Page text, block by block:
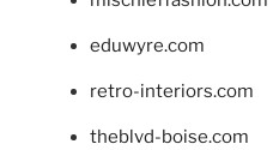
eduwyre.com
retro-interiors.com
theblvd-boise.com